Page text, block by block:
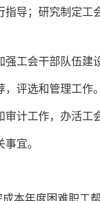
导；研究制定
工会干部队伍建
评选和管理工作。
计工作，办活工
事宜。
本年度困难职工